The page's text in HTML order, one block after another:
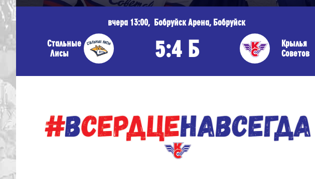
ХК Капитан
вчера 13:00, Бобруйск Арена, Бобруйск
Стальные
Лисы
5:4 Б
Крылья
Советов